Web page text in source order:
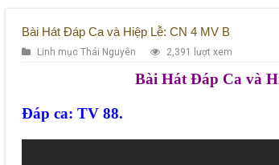
Bài Hát Đáp Ca và Hiệp Lễ: CN 4 MV B
Linh mục Thái Nguyên 2,391 lượt xem
Bài Hát Đáp Ca và
Đáp ca: TV 88.